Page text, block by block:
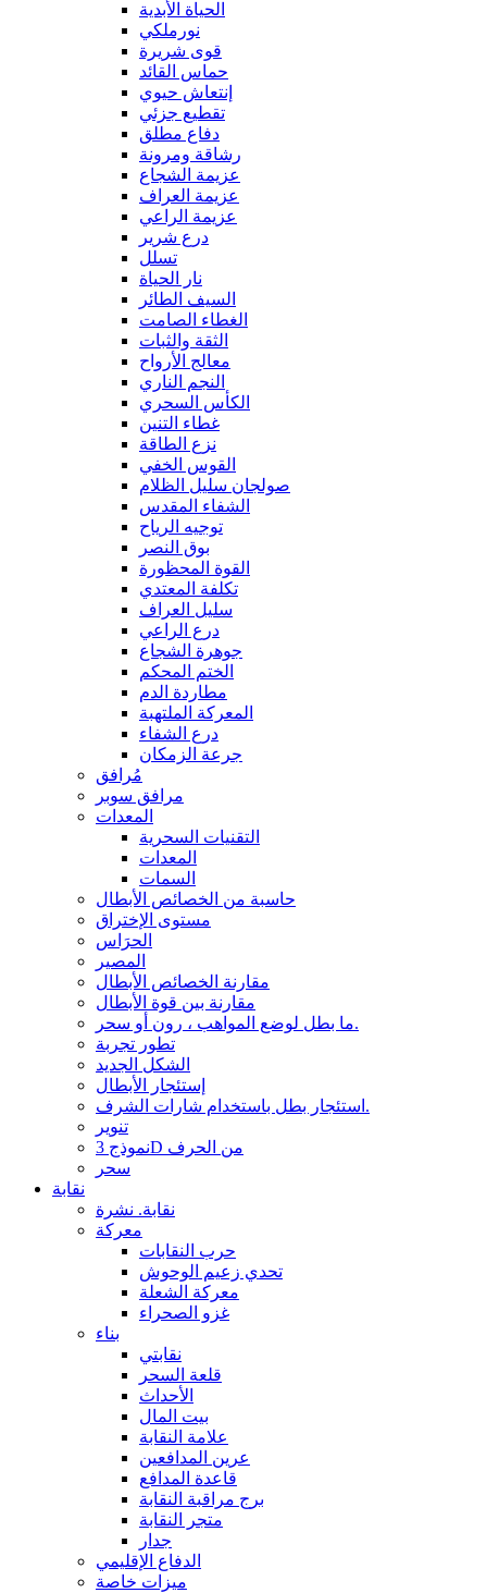
الحياة الأبدية
نورملكي
قوى شريرة
حماس القائد
إنتعاش حيوي
تقطيع جزئي
دفاع مطلق
رشاقة ومرونة
عزيمة الشجاع
عزيمة العراف
عزيمة الراعي
درع شرير
تسلل
نار الحياة
السيف الطائر
الغطاء الصامت
الثقة والثبات
معالج الأرواح
النجم الناري
الكأس السحري
غطاء التنين
نزع الطاقة
القوس الخفي
صولجان سليل الظلام
الشفاء المقدس
توجيه الرياح
بوق النصر
القوة المحظورة
تكلفة المعتدي
سليل العراف
درع الراعي
جوهرة الشجاع
الختم المحكم
مطاردة الدم
المعركة الملتهبة
درع الشفاء
جرعة الزمكان
مُرافق
مرافق سوبر
المعدات
التقنيات السحرية
المعدات
السمات
حاسبة من الخصائص الأبطال
مستوى الإختراق
الحرَاس
المصير
مقارنة الخصائص الأبطال
مقارنة بين قوة الأبطال
ما بطل لوضع المواهب ، رون أو سحر.
تطور تجربة
الشكل الجديد
إستئجار الأبطال
استئجار بطل باستخدام شارات الشرف.
تنوير
نموذج 3D من الحرف
سحر
نقابة
نقابة. نشرة
معركة
حرب النقابات
تحدي زعيم الوحوش
معركة الشعلة
غزو الصحراء
بناء
نقابتي
قلعة السحر
الأحداث
بيت المال
علامة النقابة
عرين المدافعين
قاعدة المدافع
برج مراقبة النقابة
متجر النقابة
جدار
الدفاع الإقليمي
ميزات خاصة